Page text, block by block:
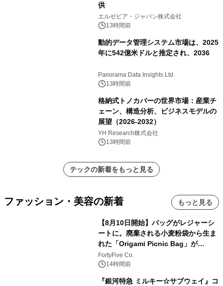
供
エルゼビア・ジャパン株式会社
13時間前
動的データ管理システム市場は、2025
年に542億米ドルと推定され、2036
Panorama Data Insights Ltd.
13時間前
格納式トノカバーの世界市場：産業チ
ェーン、構造分析、ビジネスモデルの
展望（2026-2032）
YH Research株式会社
13時間前
テックの新着をもっと見る
ファッション・美容の新着 もっと見る
【8月10日開始】バッグがレジャーシ
ートに。廃棄される小麦粉袋から生ま
れた「Origami Picnic Bag」が
Makuakeに登場
FortyFive Co.
14時間前
『銀河特急 ミルキー☆サブウェイ』コ